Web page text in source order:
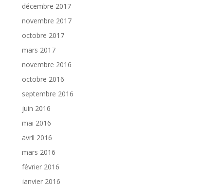
décembre 2017
novembre 2017
octobre 2017
mars 2017
novembre 2016
octobre 2016
septembre 2016
juin 2016
mai 2016
avril 2016
mars 2016
février 2016
janvier 2016